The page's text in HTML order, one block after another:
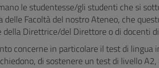
le studentesse/gli studenti che si
delle Facoltà del nostro Ateneo, che
della Direttrice/del Direttore o di docenti
concerne in particolare il test di lingua
di sostenere un test di livello